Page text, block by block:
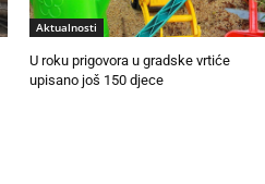
Aktualnosti
U roku prigovora u gradske vrtiće
upisano još 150 djece